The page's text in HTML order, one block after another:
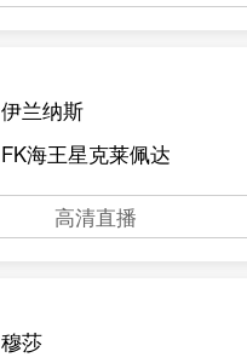
伊兰纳斯
FK海王星克莱佩达
高清直播
穆莎